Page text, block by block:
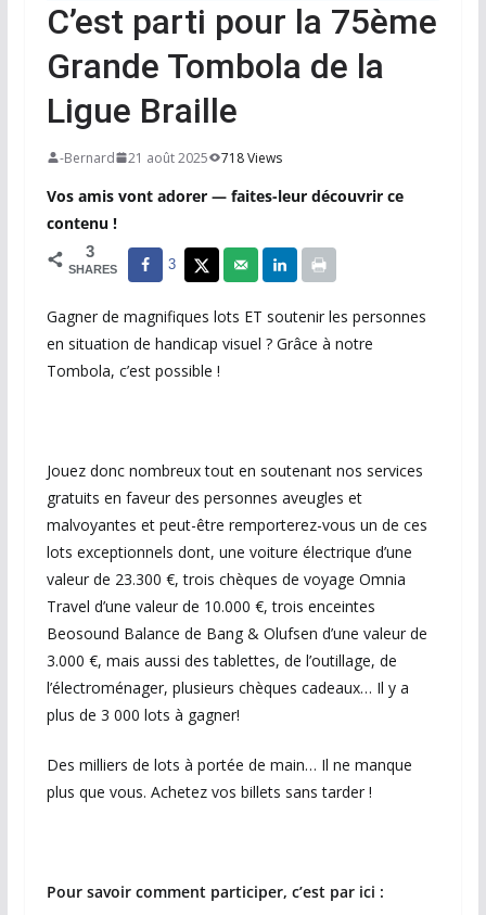
C’est parti pour la 75ème
Grande Tombola de la
Ligue Braille
-Bernard 21 août 2025 718 Views
Vos amis vont adorer — faites-leur découvrir ce
contenu !
3
SHARES 3
Gagner de magnifiques lots ET soutenir les personnes
en situation de handicap visuel ? Grâce à notre
Tombola, c’est possible !
Jouez donc nombreux tout en soutenant nos services
gratuits en faveur des personnes aveugles et
malvoyantes et peut-être remporterez-vous un de ces
lots exceptionnels dont, une voiture électrique d’une
valeur de 23.300 €, trois chèques de voyage Omnia
Travel d’une valeur de 10.000 €, trois enceintes
Beosound Balance de Bang & Olufsen d’une valeur de
3.000 €, mais aussi des tablettes, de l’outillage, de
l’électroménager, plusieurs chèques cadeaux… Il y a
plus de 3 000 lots à gagner!
Des milliers de lots à portée de main… Il ne manque
plus que vous. Achetez vos billets sans tarder !
Pour savoir comment participer, c’est par ici :